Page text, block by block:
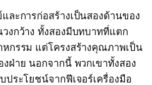
ละการก่อสร้างเป็นสองด้านของ
งกว้าง ทั้งสองมีบทบาทที่แตก
หกรรม แต่โครงสร้างคุณภาพเป็น
ฝ่าย นอกจากนี้ พวกเขาทั้งสอง
ประโยชน์จากฟีเจอร์เครื่องมือ